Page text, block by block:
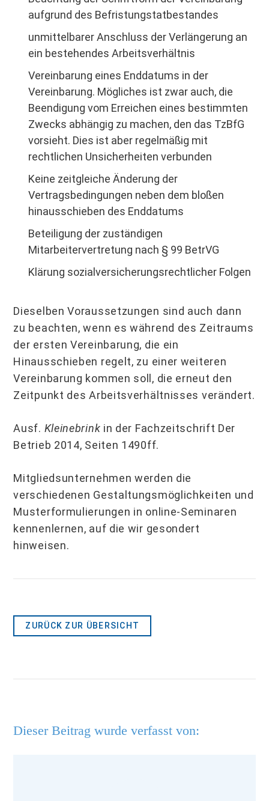
aufgrund des Befristungstatbestandes
unmittelbarer Anschluss der Verlängerung an
ein bestehendes Arbeitsverhältnis
Vereinbarung eines Enddatums in der
Vereinbarung. Mögliches ist zwar auch, die
Beendigung vom Erreichen eines bestimmten
Zwecks abhängig zu machen, den das TzBfG
vorsieht. Dies ist aber regelmäßig mit
rechtlichen Unsicherheiten verbunden
Keine zeitgleiche Änderung der
Vertragsbedingungen neben dem bloßen
hinausschieben des Enddatums
Beteiligung der zuständigen
Mitarbeitervertretung nach § 99 BetrVG
Klärung sozialversicherungsrechtlicher Folgen
Dieselben Voraussetzungen sind auch dann
zu beachten, wenn es während des Zeitraums
der ersten Vereinbarung, die ein
Hinausschieben regelt, zu einer weiteren
Vereinbarung kommen soll, die erneut den
Zeitpunkt des Arbeitsverhältnisses verändert.
Ausf. Kleinebrink in der Fachzeitschrift Der
Betrieb 2014, Seiten 1490ff.
Mitgliedsunternehmen werden die
verschiedenen Gestaltungsmöglichkeiten und
Musterformulierungen in online-Seminaren
kennenlernen, auf die wir gesondert
hinweisen.
ZURÜCK ZUR ÜBERSICHT
Dieser Beitrag wurde verfasst von: